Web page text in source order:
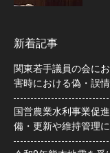
新着記事
関東若手議員の会に
害時における偽・誤
国営農業水利事業促
備・更新や維持管理